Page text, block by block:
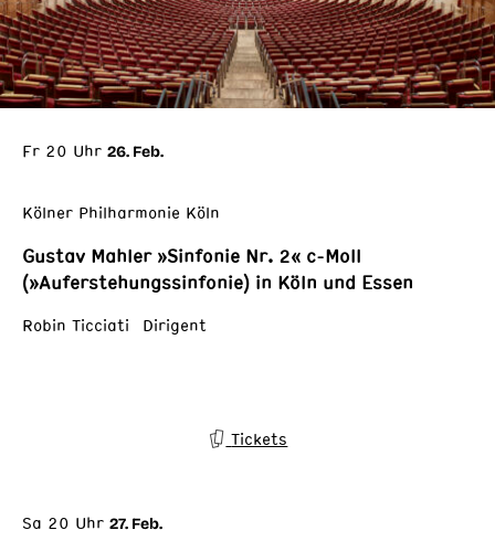
Fr 20 Uhr 26. Feb.
Kölner Philharmonie Köln
Gustav Mahler »Sinfonie Nr. 2« c-Moll
(»Auferstehungssinfonie) in Köln und Essen
Robin Ticciati Dirigent
Tickets
Sa 20 Uhr 27. Feb.